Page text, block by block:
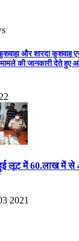
कुशवाहा और शारदा
की जानकारी देते हुए
लूट में 60.लाख में से
2021